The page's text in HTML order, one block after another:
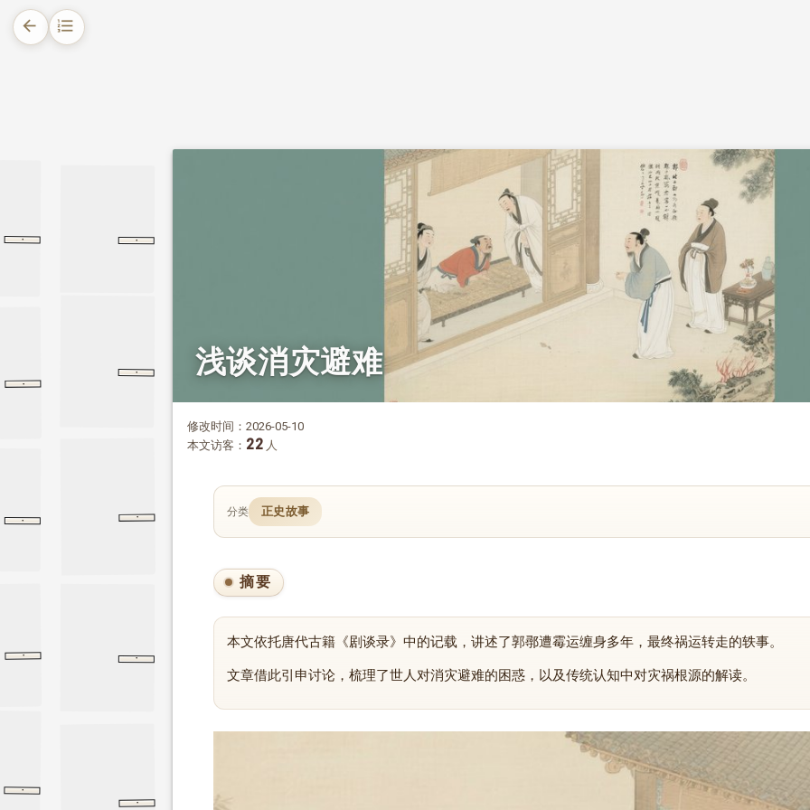
arrow_back format_list_numbered
行无行品
·
有行无行品
去恶
聊斋志异
·
穷文
·
法
·
三十一回
水浒传
·
第三十一回
梁惠王下
·
梁惠王下
元行冲传
·
宋季三朝政要
·
燕策三
·
屈原贾生列传
·
屈原贾生列传
浅谈消灾避难
修改时间：2026-05-10
本文访客： 22 人
分类 正史故事
摘要
本文依托唐代古籍《剧谈录》中的记载，讲述了郭鄩遭霉运缠身多年，最终祸运转走的轶事。
文章借此引申讨论，梳理了世人对消灾避难的困惑，以及传统认知中对灾祸根源的解读。